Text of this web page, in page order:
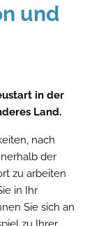
und
in der
Land.
nach
der
zu arbeiten
in Ihr
Sie sich an